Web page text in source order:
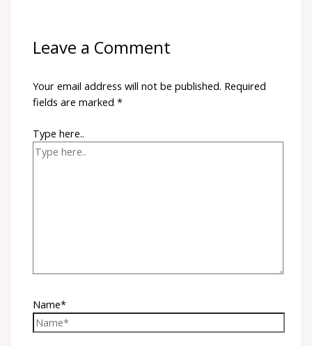
Leave a Comment
Your email address will not be published. Required
fields are marked*
Type here..
Name*